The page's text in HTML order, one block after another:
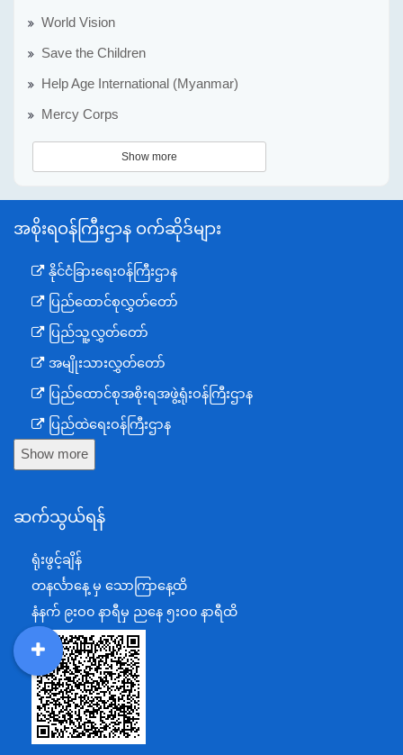
World Vision
Save the Children
Help Age International (Myanmar)
Mercy Corps
Show more
အစိုးရဝန်ကြီးဌာန ဝက်ဆိုဒ်များ
နိုင်ငံခြားရေးဝန်ကြီးဌာန
ပြည်ထောင်စုလွှတ်တော်
ပြည်သူ့လွှတ်တော်
အမျိုးသားလွှတ်တော်
ပြည်ထောင်စုအစိုးရအဖွဲ့ရုံးဝန်ကြီးဌာန
ပြည်ထဲရေးဝန်ကြီးဌာန
ကာကွယ်ရေးဝန်ကြီးဌာန
စီမံကိန်း၊ဘဏ္ဍာရေးနှင့်စက်မှုဝန်ကြီးဌာန
အပြည်ပြည်ဆိုင်ရာပူးပေါင်းဆောင်ရွက်ရေးဝန်ကြီးဌာန
ပြန်ကြားရေးဝန်ကြီးဌာန
သာသနာရေးနှင့် ယဉ်ကျေးမှုဝန်ကြီးဌာန
စိုက်ပျိုးရေး၊မွေးမြူရေးနှင့်ဆည်မြောင်းဝန်ကြီးဌာန
ပို့ဆောင်ရေးနှင့်ဆက်သွယ်ရေးဝန်ကြီးဌာန
သယံဇာတနှင့်ပတ်ဝန်းကျင်ထိန်းသိမ်းရေးဝန်ကြီးဌာန
Show more
ဆက်သွယ်ရန်
ရုံးဖွင့်ချိန်
တနင်္လာနေ့ မှ သောကြာနေ့ထိ
နံနက် ၉းဝ၀ နာရီမှ ညနေ ၅းဝ၀ နာရီထိ
MOS
DSW
DDM